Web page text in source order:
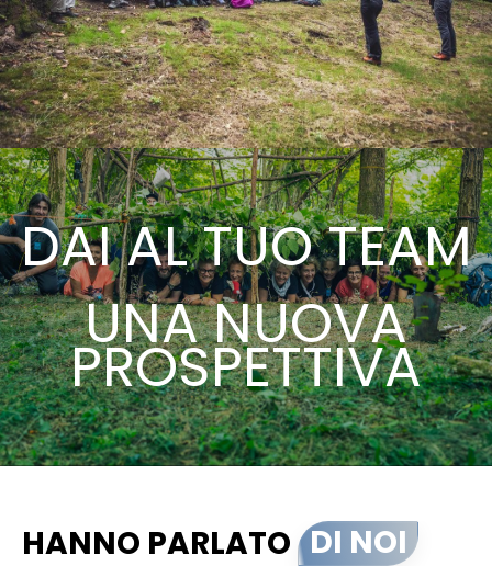
DAI AL TUO TEAM
UNA NUOVA
PROSPETTIVA
HANNO PARLATO DI NOI